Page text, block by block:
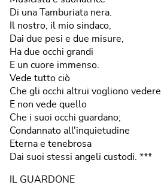
Di una Tamburiata nera.
Il nostro, il mio sindaco,
Dai due pesi e due misure,
Ha due occhi grandi
E un cuore immenso.
Vede tutto ciò
Che gli occhi altrui vogliono vedere
E non vede quello
Che i suoi occhi guardano;
Condannato all'inquietudine
Eterna e tenebrosa
Dai suoi stessi angeli custodi. ***
IL GUARDONE